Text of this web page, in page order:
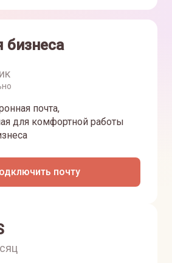
бизнеса
почта,
для комфортной работы
почту